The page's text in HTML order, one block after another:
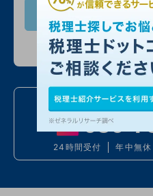
入力情報
お電話で
050
24時間受付 年中無休